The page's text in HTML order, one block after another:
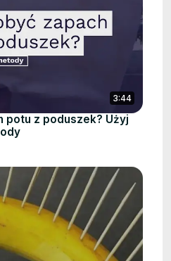
3:44
potu z poduszek? Użyj